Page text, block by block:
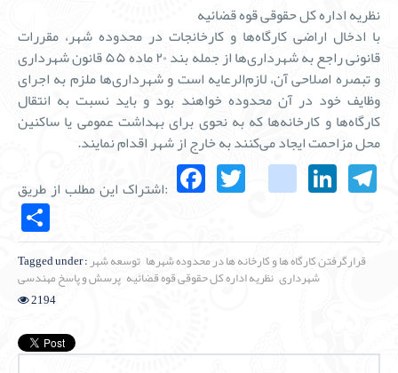
نظریه اداره کل حقوقی قوه قضائیه
با ادخال اراضی کارگاه‌ها و کارخانجات در محدوده شهر، مقررات
قانونی راجع به شهرداری‌ها از جمله بند ۲۰ ماده ۵۵ قانون شهرداری
و تبصره اصلاحی آن، لازم‌الرعایه است و شهرداری‌ها ملزم به اجرای
وظایف خود در آن محدوده خواهند بود و باید نسبت به انتقال
کارگاه‌ها و کارخانه‌ها که به نحوی برای بهداشت عمومی یا ساکنین
محل مزاحمت ایجاد می‌کنند به خارج از شهر اقدام نمایند.
اشتراک این مطلب از طریق:
Facebook
Twitter
Share
Tagged under : قرارگرفتن کارگاه ها و کارخانه ها در محدوده شهرها توسعه شهر
شهرداری نظریه اداره کل حقوقی قوه قضائیه پرسش و پاسخ مهندسی
2194